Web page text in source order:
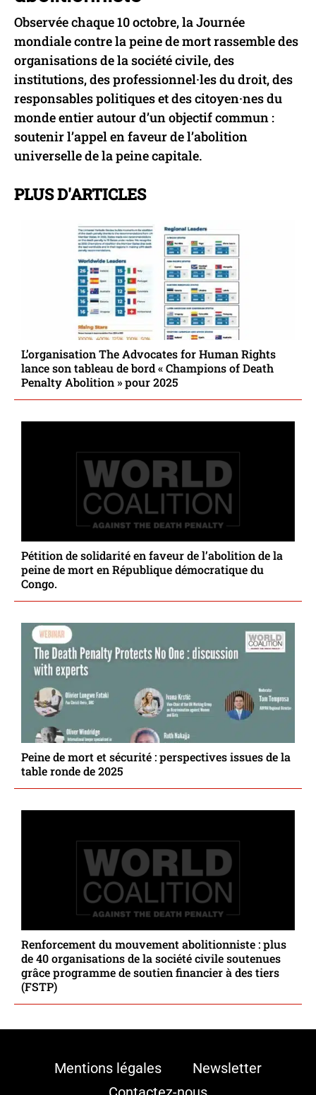
Observée chaque 10 octobre, la Journée
mondiale contre la peine de mort rassemble des
organisations de la société civile, des
institutions, des professionnel·les du droit, des
responsables politiques et des citoyen·nes du
monde entier autour d’un objectif commun :
soutenir l’appel en faveur de l’abolition
universelle de la peine capitale.
PLUS D'ARTICLES
L’organisation The Advocates for Human Rights
lance son tableau de bord « Champions of Death
Penalty Abolition » pour 2025
Pétition de solidarité en faveur de l’abolition de la
peine de mort en République démocratique du
Congo.
Peine de mort et sécurité : perspectives issues de la
table ronde de 2025
Renforcement du mouvement abolitionniste : plus
de 40 organisations de la société civile soutenues
grâce programme de soutien financier à des tiers
(FSTP)
Mentions légales
Newsletter